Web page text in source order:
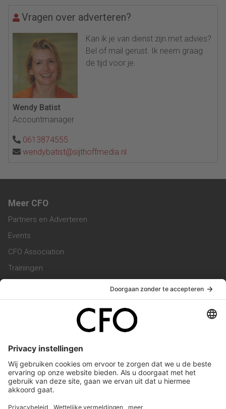
Vragen over adverteren?
Kan ik je van dienst zijn met advies?
Bel of mail gerust. Ik neem graag
de tijd voor je.
Wendy Batist
Accountmanager
0613874555
wendybatist@sijthoffmedia.nl
Meer CFO
Partners en Adverteren
Events
CFO Association
Trainingen
Vacatures
Service & Contact
Werken bij ons
Privacy Statement
Algemene Voorwaarden